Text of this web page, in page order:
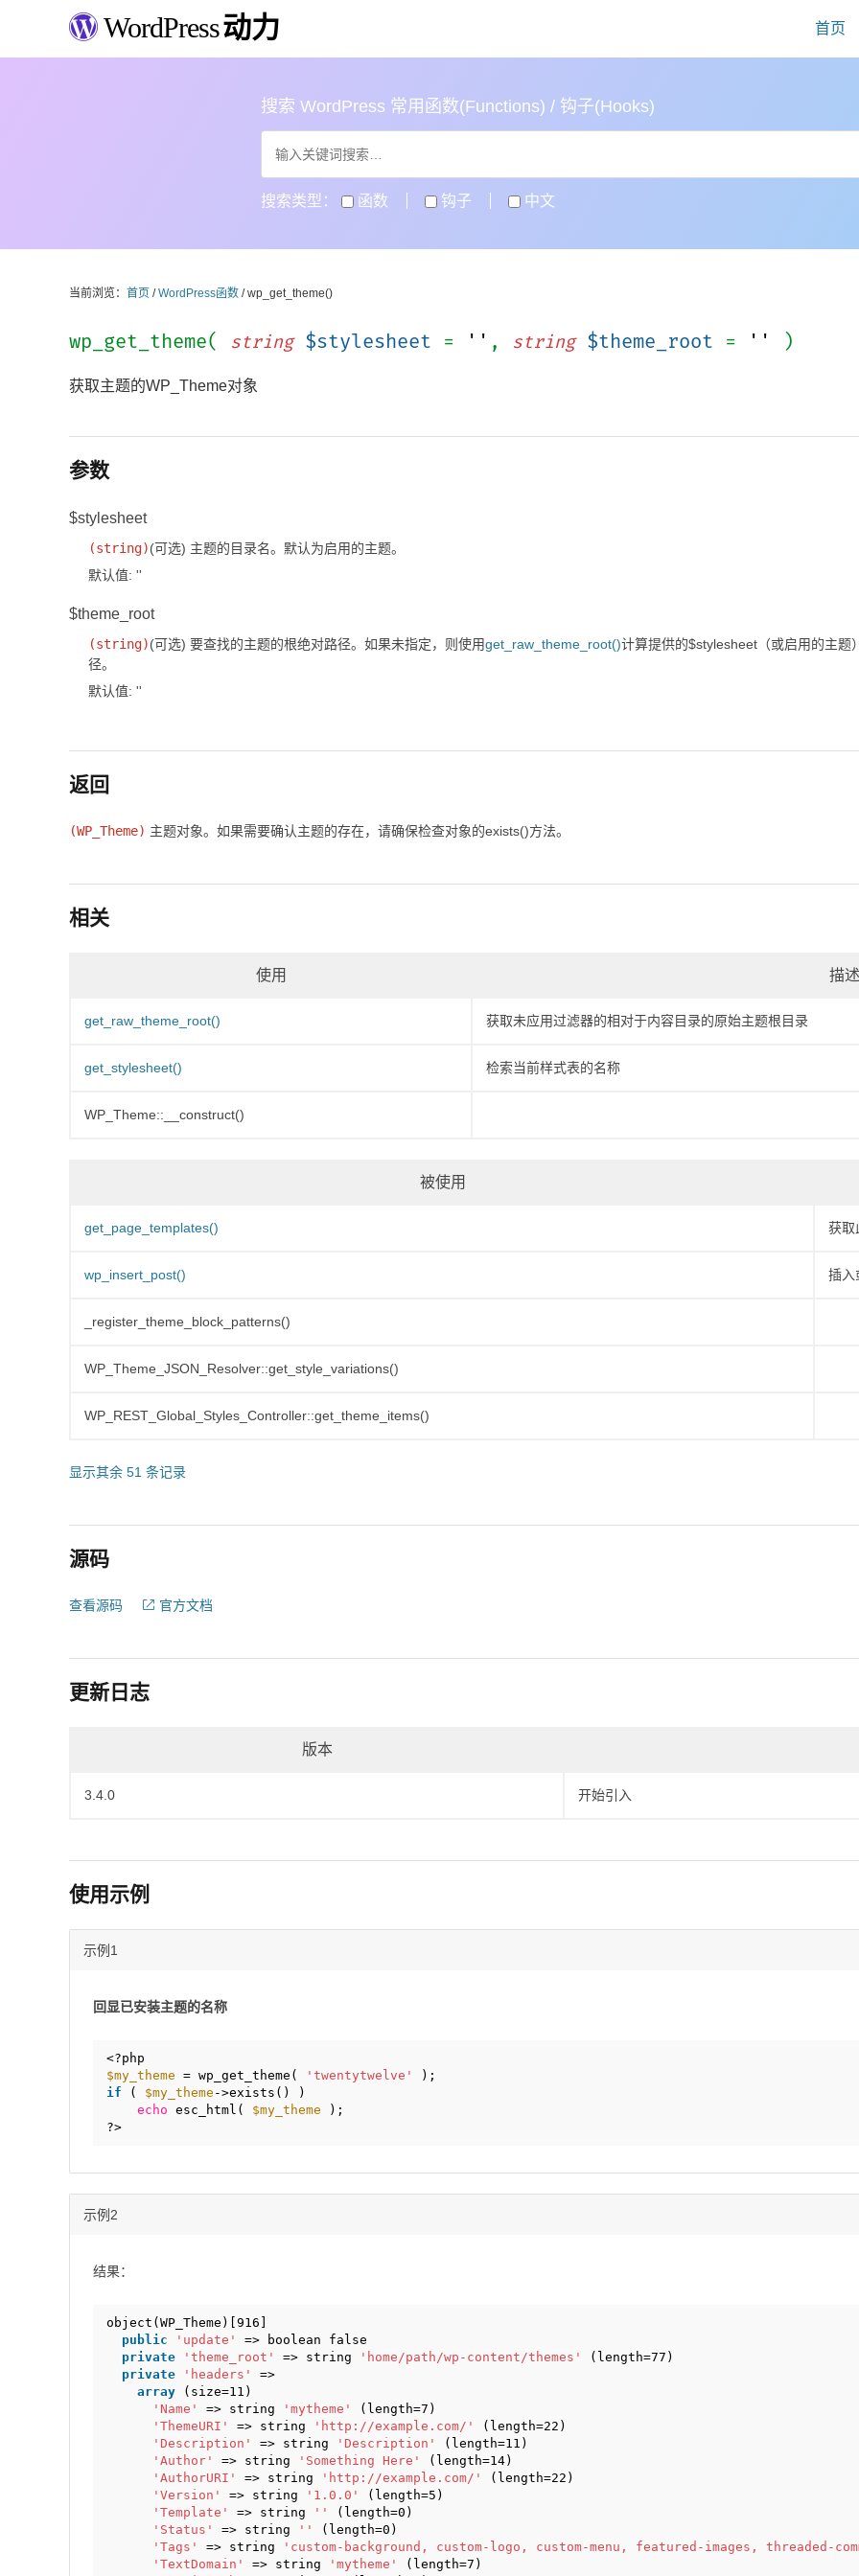
WordPress动力 首页
搜索 WordPress 常用函数(Functions) / 钩子(Hooks)
搜索类型： 函数 钩子 中文
当前浏览： 首页 /WordPress函数 / wp_get_theme()
wp_get_theme( string $stylesheet = '' , string $theme_root = '' )
获取主题的WP_Theme对象
参数
$stylesheet
(string)(可选) 主题的目录名。默认为启用的主题。
默认值: ''
$theme_root
(string)(可选) 要查找的主题的根绝对路径。如果未指定，则使用get_raw_theme_root()计算提供的$stylesheet（或启用的主题
径。
默认值: ''
返回
(WP_Theme) 主题对象。如果需要确认主题的存在，请确保检查对象的exists()方法。
相关
使用 描述
get_raw_theme_root() 获取未应用过滤器的相对于内容目录的原始主题根目录
get_stylesheet() 检索当前样式表的名称
WP_Theme::__construct()
被使用
get_page_templates() 获取
wp_insert_post() 插入
_register_theme_block_patterns()
WP_Theme_JSON_Resolver::get_style_variations()
WP_REST_Global_Styles_Controller::get_theme_items()
显示其余 51 条记录
源码
查看源码 官方文档
更新日志
版本
3.4.0 开始引入
使用示例
示例1
回显已安装主题的名称
<?php
$my_theme = wp_get_theme( 'twentytwelve'
);
if
( $my_theme ->exists() )
echo esc_html( $my_theme
);
?>
示例2
结果：
object(WP_Theme)[916]
public
'update'
=> boolean false
private
'theme_root' => string 'home/path/wp-content/themes'
(length=77)
private
'headers'
=>
array
(size=11)
'Name'
=> string 'mytheme'
(length=7)
'ThemeURI'
=> string ' http://example.com/ '
(length=22)
'Description'
=> string 'Description'
(length=11)
'Author'
=> string 'Something Here'
(length=14)
'AuthorURI'
=> string ' http://example.com/ '
(length=22)
'Version'
=> string '1.0.0'
(length=5)
'Template'
=> string ''
(length=0)
'Status'
=> string ''
(length=0)
'Tags'
=> string 'custom-background, custom-logo, custom-menu, featured-images, threaded-
'TextDomain'
=> string 'mytheme'
(length=7)